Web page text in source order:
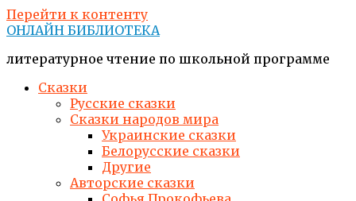
Перейти к контенту
ОНЛАЙН БИБЛИОТЕКА
литературное чтение по школьной программе
Сказки
Русские сказки
Сказки народов мира
Украинские сказки
Белорусские сказки
Другие
Авторские сказки